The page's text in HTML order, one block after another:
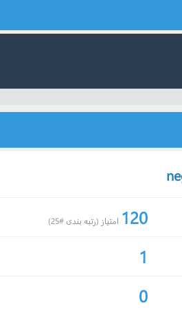
120 امتیاز (رتبه بندی #25
)
1
0